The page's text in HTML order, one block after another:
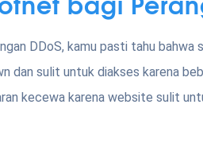
DDoS, kamu pasti tahu
dan sulit untuk diakses karena
kecewa karena website sulit